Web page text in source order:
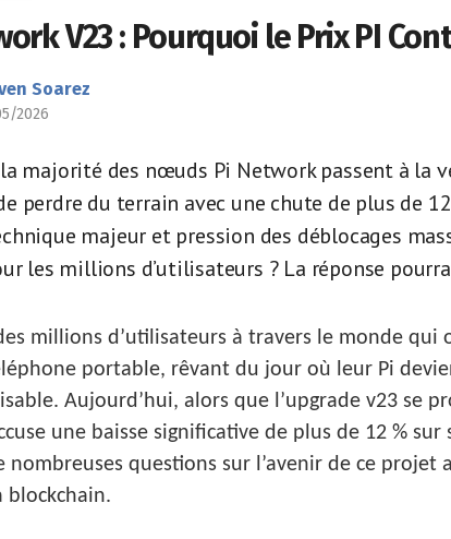
V23 : Pourquoi le Prix PI
Soarez
2026
majorité des nœuds Pi Network passent à la
perdre du terrain avec une chute de plus de
majeur et pression des déblocages
les millions d’utilisateurs ? La réponse
millions d’utilisateurs à travers le monde qui
portable, rêvant du jour où leur Pi
Aujourd’hui, alors que l’upgrade v23 se
une baisse significative de plus de 12 %
nombreuses questions sur l’avenir de ce
blockchain.